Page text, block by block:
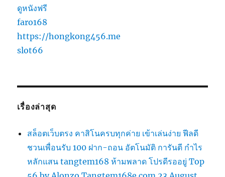
ดูหนังฟรี
faro168
https://hongkong456.me
slot66
เรื่องล่าสุด
สล็อตเว็บตรง คาสิโนครบทุกค่าย เข้าเล่นง่าย ฟีลดี
ชวนเพื่อนรับ 100 ฝาก-ถอน อัตโนมัติ การันตี กำไร
หลักแสน tangtem168 ห้ามพลาด โปรดีรออยู่ Top